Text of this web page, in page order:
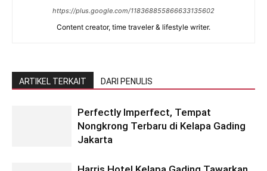
https://plus.google.com/118368855866633135602
Content creator, time traveler & lifestyle writer.
ARTIKEL TERKAIT DARI PENULIS
Perfectly Imperfect, Tempat
Nongkrong Terbaru di Kelapa Gading
Jakarta